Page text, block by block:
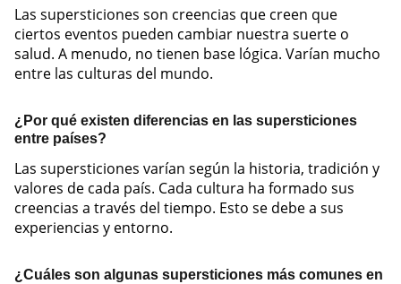
Las supersticiones son creencias que creen que
ciertos eventos pueden cambiar nuestra suerte o
salud. A menudo, no tienen base lógica. Varían mucho
entre las culturas del mundo.
¿Por qué existen diferencias en las supersticiones
entre países?
Las supersticiones varían según la historia, tradición y
valores de cada país. Cada cultura ha formado sus
creencias a través del tiempo. Esto se debe a sus
experiencias y entorno.
¿Cuáles son algunas supersticiones más comunes en